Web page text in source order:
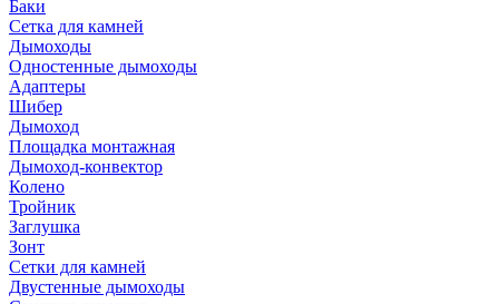
Баки
Сетка для камней
Дымоходы
Одностенные дымоходы
Адаптеры
Шибер
Дымоход
Площадка монтажная
Дымоход-конвектор
Колено
Тройник
Заглушка
Зонт
Сетки для камней
Двустенные дымоходы